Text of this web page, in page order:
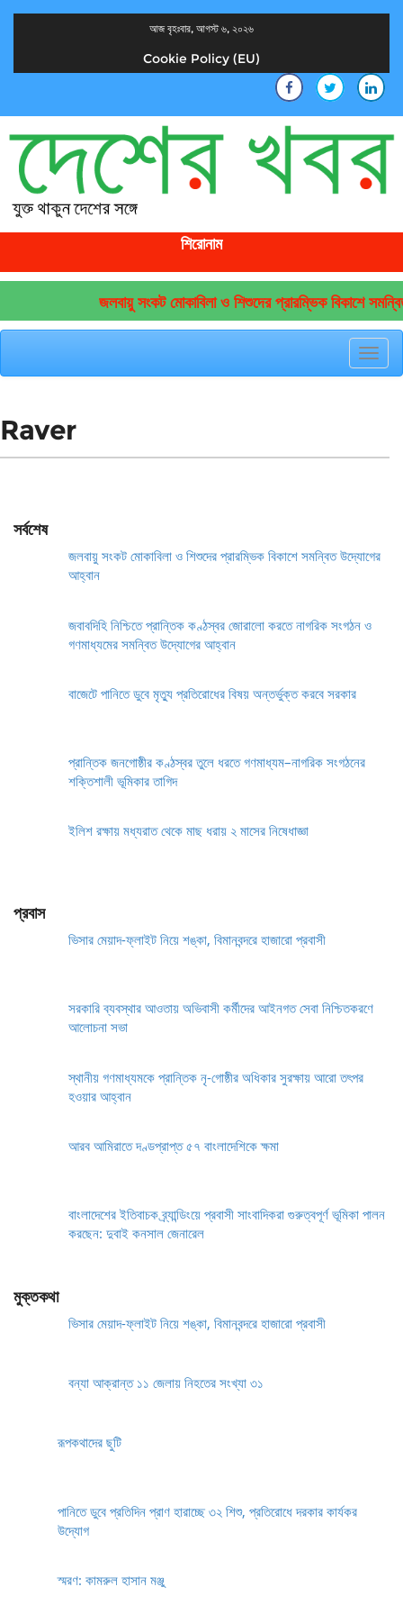
আজ বৃহঃবার, আগস্ট ৬, ২০২৬
Cookie Policy (EU)
শিরোনাম
জলবায়ু সংকট মোকাবিলা ও শিশুদের প্রারম্ভিক বিকাশে
Raver
সর্বশেষ
জলবায়ু সংকট মোকাবিলা ও শিশুদের প্রারম্ভিক বিকাশে সমন্বিত উদ্যোগের
আহ্বান
জবাবদিহি নিশ্চিতে প্রান্তিক কণ্ঠস্বর জোরালো করতে নাগরিক সংগঠন ও
গণমাধ্যমের সমন্বিত উদ্যোগের আহ্বান
বাজেটে পানিতে ডুবে মৃত্যু প্রতিরোধের বিষয় অন্তর্ভুক্ত করবে সরকার
প্রান্তিক জনগোষ্ঠীর কণ্ঠস্বর তুলে ধরতে গণমাধ্যম–নাগরিক সংগঠনের
শক্তিশালী ভূমিকার তাগিদ
ইলিশ রক্ষায় মধ্যরাত থেকে মাছ ধরায় ২ মাসের নিষেধাজ্ঞা
প্রবাস
ভিসার মেয়াদ-ফ্লাইট নিয়ে শঙ্কা, বিমানবন্দরে হাজারো প্রবাসী
সরকারি ব্যবস্থার আওতায় অভিবাসী কর্মীদের আইনগত সেবা নিশ্চিতকরণে
আলোচনা সভা
স্থানীয় গণমাধ্যমকে প্রান্তিক নৃ-গোষ্ঠীর অধিকার সুরক্ষায় আরো তৎপর
হওয়ার আহ্বান
আরব আমিরাতে দণ্ডপ্রাপ্ত ৫৭ বাংলাদেশিকে ক্ষমা
বাংলাদেশের ইতিবাচক ব্র্যান্ডিংয়ে প্রবাসী সাংবাদিকরা গুরুত্বপূর্ণ ভূমিকা পালন
করছেন: দুবাই কনসাল জেনারেল
মুক্তকথা
ভিসার মেয়াদ-ফ্লাইট নিয়ে শঙ্কা, বিমানবন্দরে হাজারো প্রবাসী
বন্যা আক্রান্ত ১১ জেলায় নিহতের সংখ্যা ৩১
রূপকথাদের ছুটি
পানিতে ডুবে প্রতিদিন প্রাণ হারাচ্ছে ৩২ শিশু, প্রতিরোধে দরকার কার্যকর
উদ্যোগ
স্মরণ: কামরুল হাসান মঞ্জু